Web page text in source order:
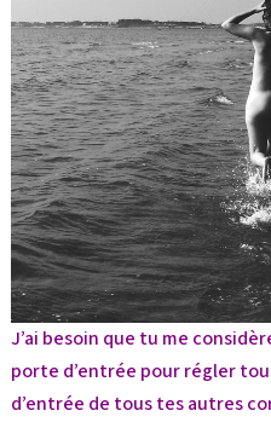
J’ai besoin que tu me
porte d’entrée pour régler
d’entrée de tous tes autres